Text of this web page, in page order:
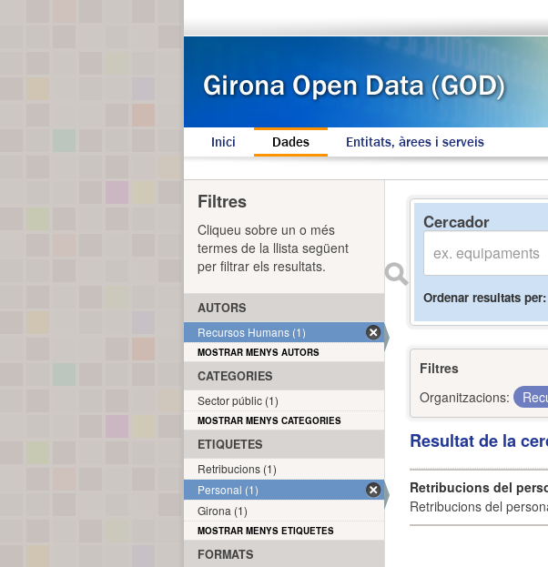
Inici Dades Entitats, àrees i serveis
Cercador
Ordenar resultats per
Filtres
Organitzacions:
Resultat de la
Retribucions del
Retribucions del
Filtres
Cliqueu sobre un o més
termes de la llista següent
per filtrar els resultats.
AUTORS
Recursos Humans (1)
MOSTRAR MENYS AUTORS
CATEGORIES
Sector públic (1)
MOSTRAR MENYS CATEGORIES
ETIQUETES
Retribucions (1)
Personal (1)
Girona (1)
MOSTRAR MENYS ETIQUETES
FORMATS